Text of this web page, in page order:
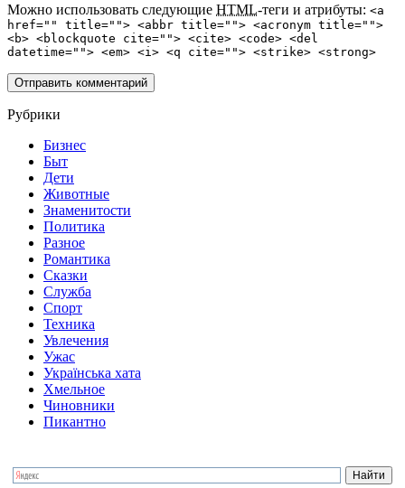
Можно использовать следующие HTML-теги и атрибуты: <a
href="" title=""> <abbr title=""> <acronym title="">
<b> <blockquote cite=""> <cite> <code> <del
datetime=""> <em> <i> <q cite=""> <strike> <strong>
Рубрики
Бизнес
Быт
Дети
Животные
Знаменитости
Политика
Разное
Романтика
Сказки
Служба
Спорт
Техника
Увлечения
Ужас
Українська хата
Хмельное
Чиновники
Пикантно